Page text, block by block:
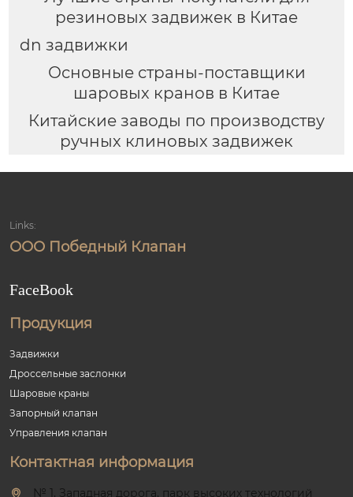
резиновых задвижек в Китае
dn задвижки
Основные страны-поставщики
шаровых кранов в Китае
Китайские заводы по производству
ручных клиновых задвижек
Links:
ООО Победный Клапан
FaceBook
Продукция
Задвижки
Дроссельные заслонки
Шаровые краны
Запорный клапан
Управления клапан
Контактная информация
№ 1, Западная дорога, парк высоких технологий